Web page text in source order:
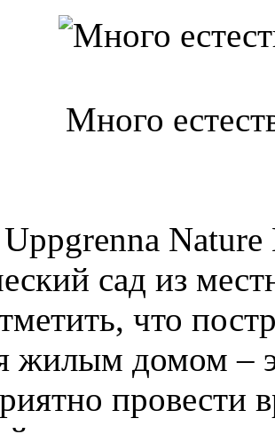
Много
сад из
что
жилым домом –
провести